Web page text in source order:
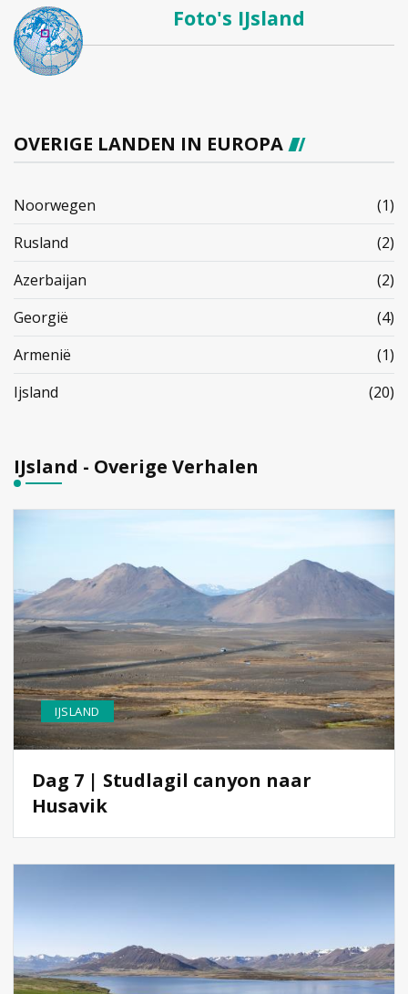
Foto's IJsland
OVERIGE LANDEN IN EUROPA
Noorwegen
(1)
Rusland
(2)
Azerbaijan
(2)
Georgië
(4)
Armenië
(1)
Ijsland
(20)
IJsland - Overige Verhalen
IJSLAND
Dag 7 | Studlagil canyon naar
Husavik